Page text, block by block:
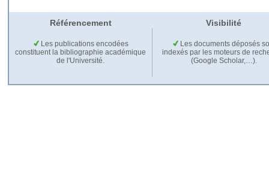
Référencement Visibilité
Les publications encodées
constituent la bibliographie académique
de l'Université.
Les documents déposés
indexés par les moteurs de
(Google Scholar,…).